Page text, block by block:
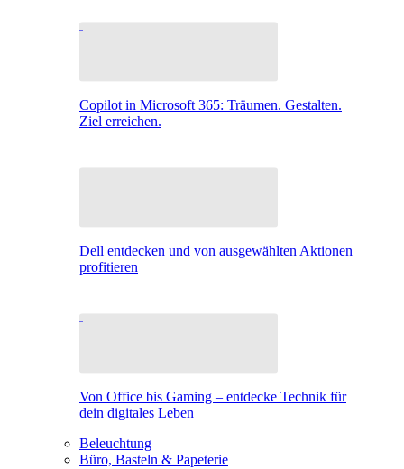
Copilot in Microsoft 365: Träumen. Gestalten.
Ziel erreichen.
Dell entdecken und von ausgewählten Aktionen
profitieren
Von Office bis Gaming – entdecke Technik für
dein digitales Leben
Beleuchtung
Büro, Basteln & Papeterie